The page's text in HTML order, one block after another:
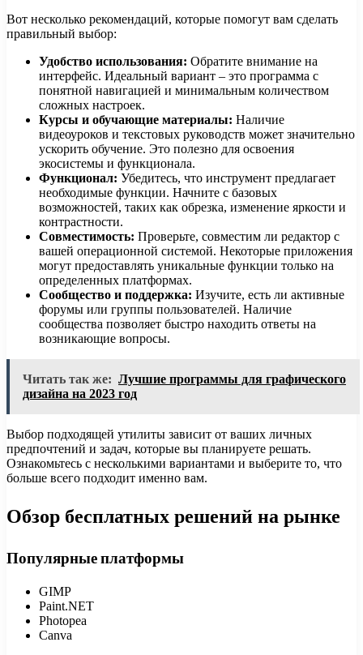
Вот несколько рекомендаций, которые помогут вам сделать
правильный выбор:
Удобство использования: Обратите внимание на
интерфейс. Идеальный вариант – это программа с
понятной навигацией и минимальным количеством
сложных настроек.
Курсы и обучающие материалы: Наличие
видеоуроков и текстовых руководств может значительно
ускорить обучение. Это полезно для освоения
экосистемы и функционала.
Функционал: Убедитесь, что инструмент предлагает
необходимые функции. Начните с базовых
возможностей, таких как обрезка, изменение яркости и
контрастности.
Совместимость: Проверьте, совместим ли редактор с
вашей операционной системой. Некоторые приложения
могут предоставлять уникальные функции только на
определенных платформах.
Сообщество и поддержка: Изучите, есть ли активные
форумы или группы пользователей. Наличие
сообщества позволяет быстро находить ответы на
возникающие вопросы.
Читать так же: Лучшие программы для графического
дизайна на 2023 год
Выбор подходящей утилиты зависит от ваших личных
предпочтений и задач, которые вы планируете решать.
Ознакомьтесь с несколькими вариантами и выберите то, что
больше всего подходит именно вам.
Обзор бесплатных решений на рынке
Популярные платформы
GIMP
Paint.NET
Photopea
Canva